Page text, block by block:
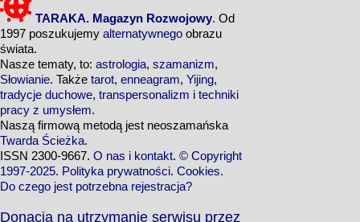
TARAKA. Magazyn Rozwojowy. Od
1997 poszukujemy alternatywnego obrazu
świata.
Nasze tematy, to: astrologia, szamanizm,
Słowianie. Także tarot, enneagram, Yijing,
tradycje duchowe, transpersonalizm i techniki
pracy z umysłem.
Naszą firmową metodą jest neoszamańska
Twarda Ścieżka.
ISSN 2300-9667. O nas i kontakt. © Copyright
1997-2025. Polityka prywatności. Cookies.
Do czego jest potrzebna rejestracja?
Donacja na utrzymanie serwisu przez